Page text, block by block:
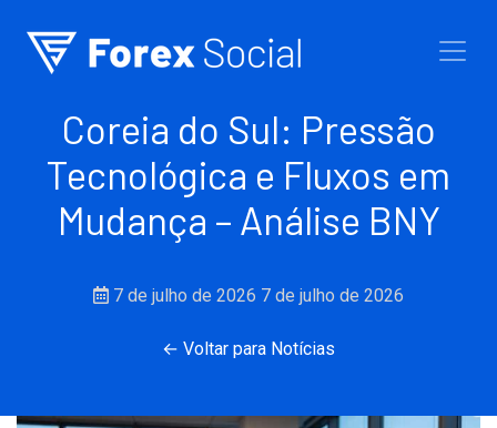
Coreia do Sul: Pressão
Tecnológica e Fluxos em
Mudança – Análise BNY
7 de julho de 2026 7 de julho de 2026
← Voltar para Notícias